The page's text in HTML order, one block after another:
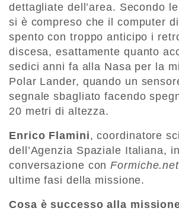
dettagliate dell’area. Secondo
si è compreso che il computer
spento con troppo anticipo i
discesa, esattamente quanto
sedici anni fa alla Nasa per la
Polar Lander, quando un
segnale sbagliato facendo
20 metri di altezza.
Enrico Flamini, coordinatore
dell’Agenzia Spaziale Italiana,
conversazione conFormiche.net
ultime fasi della missione.
Cosa è successo alla